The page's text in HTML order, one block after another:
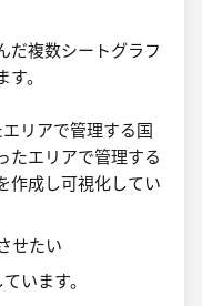
だ複数シートグラフ
。
リアで管理する国
たエリアで管理する
作成し可視化してい
います。